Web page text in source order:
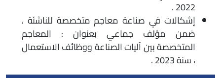
2022 .
إشكالات في صناعة معاجم متخصصة للناشئة ،
ضمن مؤلف جماعي بعنوان : المعاجم
المتخصصة بين آليات الصناعة ووظائف الاستعمال
، سنة 2023 .